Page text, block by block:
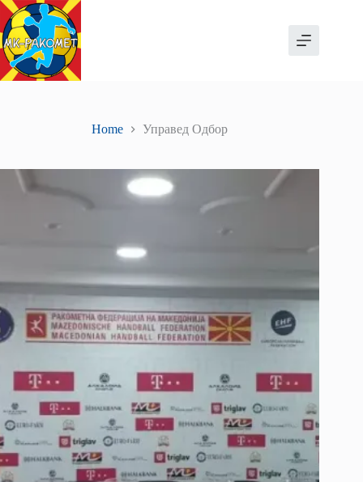
Skip
to
content
Home Управед Одбор